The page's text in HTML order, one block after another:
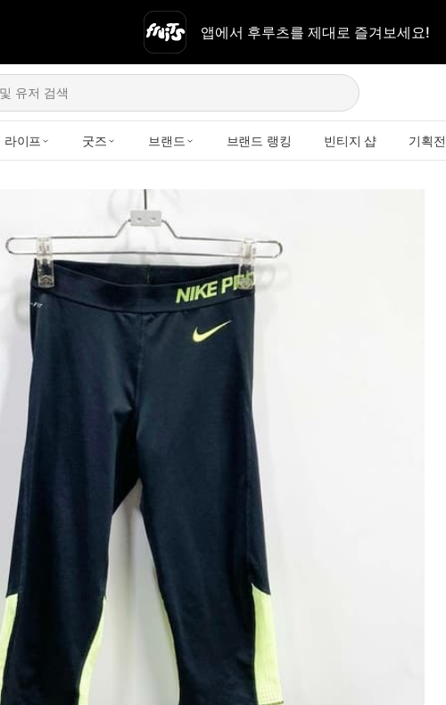
앱에서 후루츠를 제대로 즐겨보세요!
유저 검색
라이프 굿즈 브랜드 브랜드 랭킹 빈티지 샵 기획전